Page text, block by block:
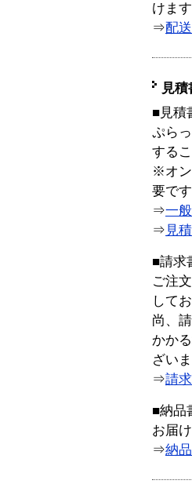
けます
⇒配
見
■見積
ぷら
する
※オン
要です
⇒一
⇒ 見
■請求
ご注
して
尚、
かか
ざいま
⇒請
■納品
お届
⇒納